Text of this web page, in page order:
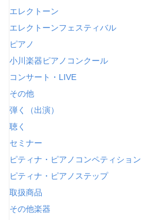
エレクトーン
エレクトーンフェスティバル
ピアノ
小川楽器ピアノコンクール
コンサート・LIVE
その他
弾く（出演）
聴く
セミナー
ピティナ・ピアノコンペティション
ピティナ・ピアノステップ
取扱商品
その他楽器